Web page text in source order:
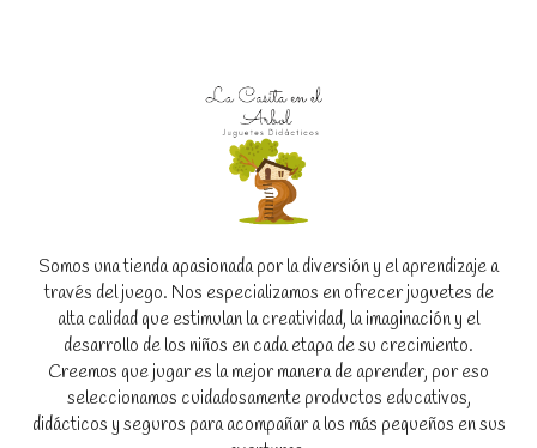
Somos una tienda apasionada por la diversión y el aprendizaje a
través del juego. Nos especializamos en ofrecer juguetes de
alta calidad que estimulan la creatividad, la imaginación y el
desarrollo de los niños en cada etapa de su crecimiento.
Creemos que jugar es la mejor manera de aprender, por eso
seleccionamos cuidadosamente productos educativos,
didácticos y seguros para acompañar a los más pequeños en sus